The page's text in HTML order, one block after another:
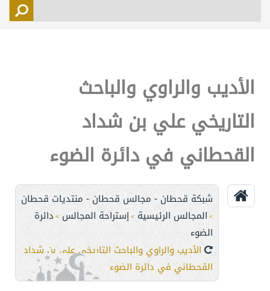
اتصل بنا
الأديب والراوي والباحث
التاريخي علي بن شداد
القحطاني في دائرة الضوء
شبكة قحطان - مجالس قحطان - منتديات قحطان
> المجالس الرئيسية >إستراحة المجالس > دائرة
الضوء
الأديب والراوي والباحث التاريخي علي بن شداد
القحطاني في دائرة الضوء